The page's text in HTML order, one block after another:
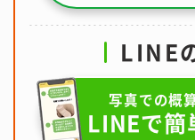
LINE
写真での概
LINEで簡